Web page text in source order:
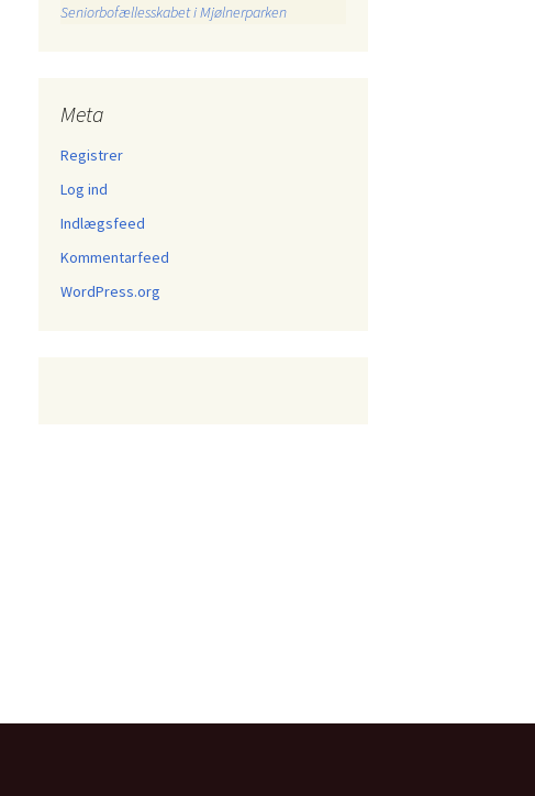
Seniorbofællesskabet i Mjølnerparken
Meta
Registrer
Log ind
Indlægsfeed
Kommentarfeed
WordPress.org